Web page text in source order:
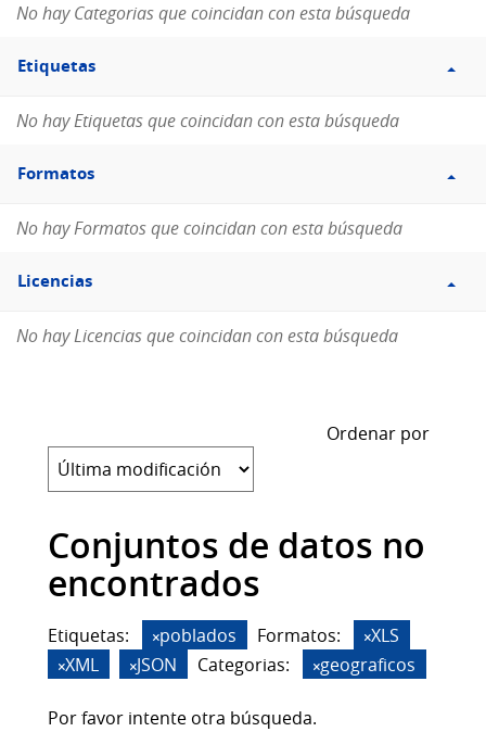
No hay Categorias que coincidan con esta búsqueda
Filtro
Etiquetas
Etiquetas
No hay Etiquetas que coincidan con esta búsqueda
Filtro
Formatos
Formatos
No hay Formatos que coincidan con esta búsqueda
Filtro
Licencias
Licencias
No hay Licencias que coincidan con esta búsqueda
Ordenar por
Conjuntos de datos no
encontrados
Etiquetas: poblados Formatos:
XLS
XML
JSON Categorias: geograficos
Por favor intente otra búsqueda.